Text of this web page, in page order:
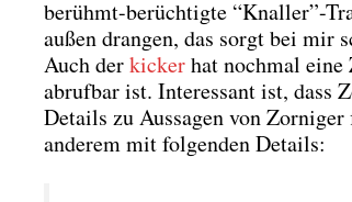
berühmt-berüch­tig­te “Knaller”-
außen dran­gen, das sorgt bei mir
Auch derkickerhat noch­mal
abruf­bar ist. Inter­es­sant ist, dass
Details zu Aus­sa­gen von
ande­rem mit fol­gen­den Details: